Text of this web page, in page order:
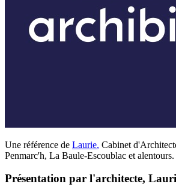
Une référence de Laurie, Cabinet
Penmarc'h, La Baule-Escoublac et alentours.
Présentation par l'architecte,